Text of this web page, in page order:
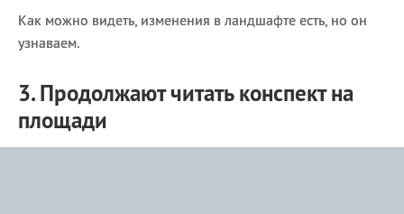
Как можно видеть, изменения в ландшафте есть, но он
узнаваем.
3. Продолжают читать конспект на
площади